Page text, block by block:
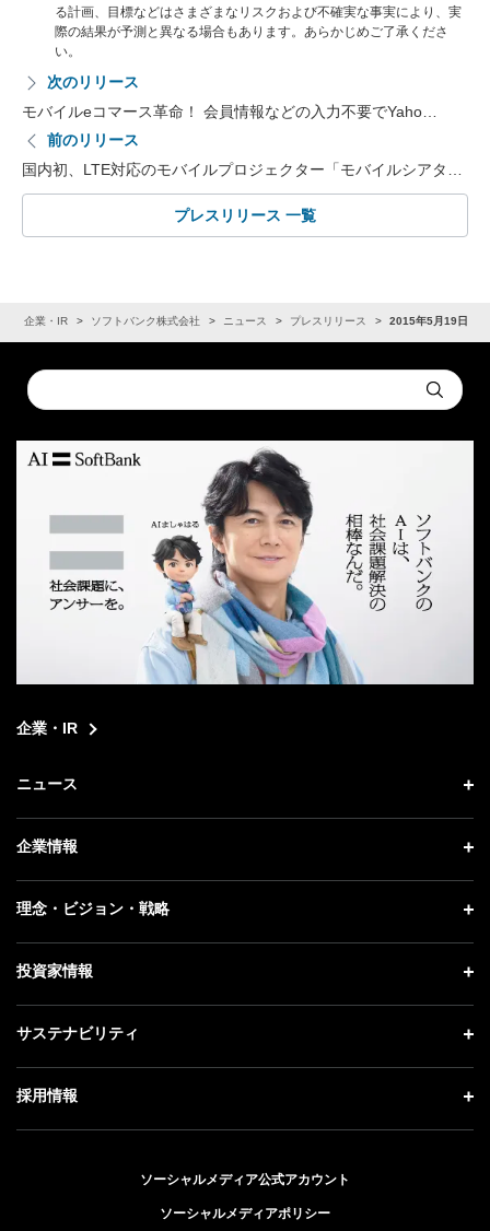
る計画、目標などはさまざまなリスクおよび不確実な事実により、実
際の結果が予測と異なる場合もあります。あらかじめご了承くださ
い。
次のリリース
モバイルeコマース革命！ 会員情報などの入力不要でYaho…
前のリリース
国内初、LTE対応のモバイルプロジェクター「モバイルシアタ…
プレスリリース 一覧
企業・IR ソフトバンク株式会社 ニュース プレスリリース 2015年5月19日
Conduct
a
Submit
企業・IR
ニュース
ニュース トップ
プレスリリース
更新情報
企業情報
企業情報 トップ
社長メッセージ
事業紹介
理念・ビジョン・戦略
理念・ビジョン・戦略 トップ
成長戦略「Activate AI for Society」
人材戦略
投資家情報
投資家情報 トップ
経営方針
サステナビリティ
サステナビリティ トップ
トップメッセージ
ESG方針・体制
採用情報
ソーシャルメディア公式アカウント
ソーシャルメディアポリシー